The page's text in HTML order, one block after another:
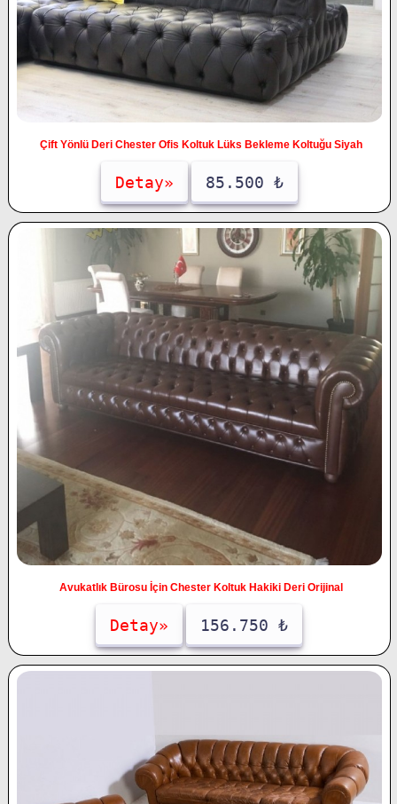
Çift Yönlü Deri Chester Ofis Koltuk Lüks Bekleme Koltuğu Siyah
Detay» 85.500 ₺
Avukatlık Bürosu İçin Chester Koltuk Hakiki Deri Orijinal
Detay» 156.750 ₺